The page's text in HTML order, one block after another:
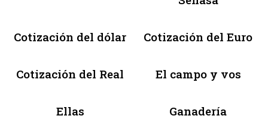
Cotización del dólar Cotización del Euro
Cotización del Real El campo y vos
Ellas Ganadería